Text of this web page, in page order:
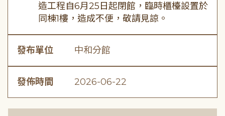
造工程自6月25日起閉館，臨時櫃檯設置於
同棟1樓，造成不便，敬請見諒。
發布單位 中和分館
發佈時間 2026-06-22